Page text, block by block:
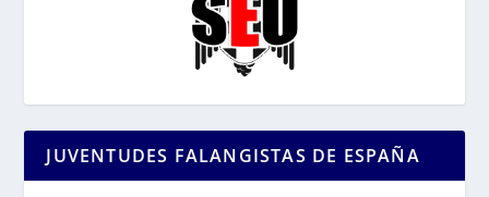
JUVENTUDES FALANGISTAS DE ESPAÑA